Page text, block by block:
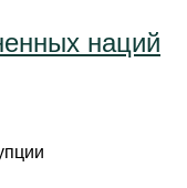
наций